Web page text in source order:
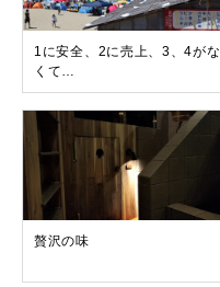
1に安全、2に売上、3、4がな
くて…
贅沢の味